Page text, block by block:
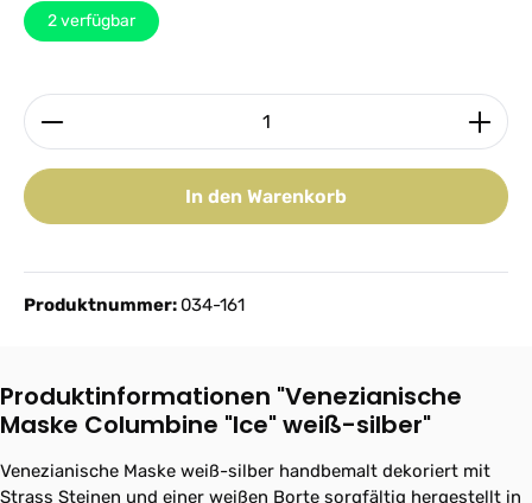
2verfügbar
Produkt Anzahl: Gib den gewünschten Wert ein
In den Warenkorb
Produktnummer: 034-161
Produktinformationen "Venezianische
Maske Columbine "Ice" weiß-silber"
Venezianische Maske weiß-silber handbemalt dekoriert mit
Strass Steinen und einer weißen Borte sorgfältig hergestellt in